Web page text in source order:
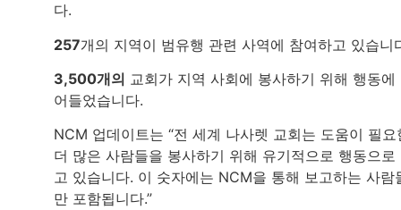
다.
257개의 지역이 범유행 관련 사역에 참여하고 있습니
3,500개의 교회가 지역 사회에 봉사하기 위해 행동에
어들었습니다.
NCM 업데이트는 “전 세계 나사렛 교회는 도움이 필요
더 많은 사람들을 봉사하기 위해 유기적으로 행동으로
고 있습니다. 이 숫자에는 NCM을 통해 보고하는 사람
만 포함됩니다.”